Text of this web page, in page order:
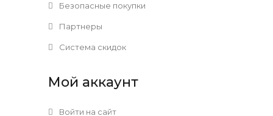
Безопасные покупки
Партнеры
Система скидок
Мой аккаунт
Войти на сайт